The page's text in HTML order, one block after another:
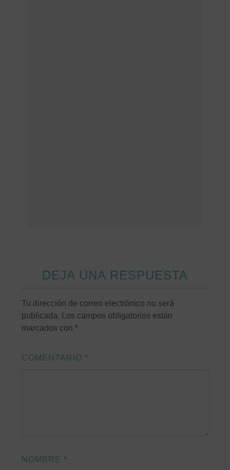
DEJA UNA RESPUESTA
Tu dirección de correo electrónico no será
publicada.
Los campos obligatorios están
marcados con*
COMENTARIO *
NOMBRE *